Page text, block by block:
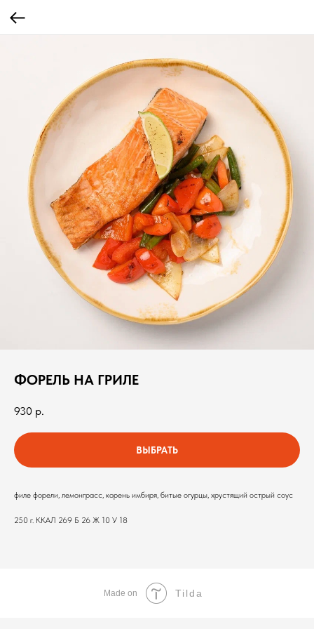
ФОРЕЛЬ НА ГРИЛЕ
930 р.
ВЫБРАТЬ
филе форели, лемонграсс, корень имбиря, битые огурцы, хрустящий острый соус
250 г. ККАЛ 269 Б 26 Ж 10 У 18
Made on Tilda